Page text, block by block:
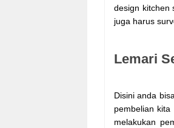
design kitchen
juga harus
Lemari
Disini anda
pembelian
melakukan